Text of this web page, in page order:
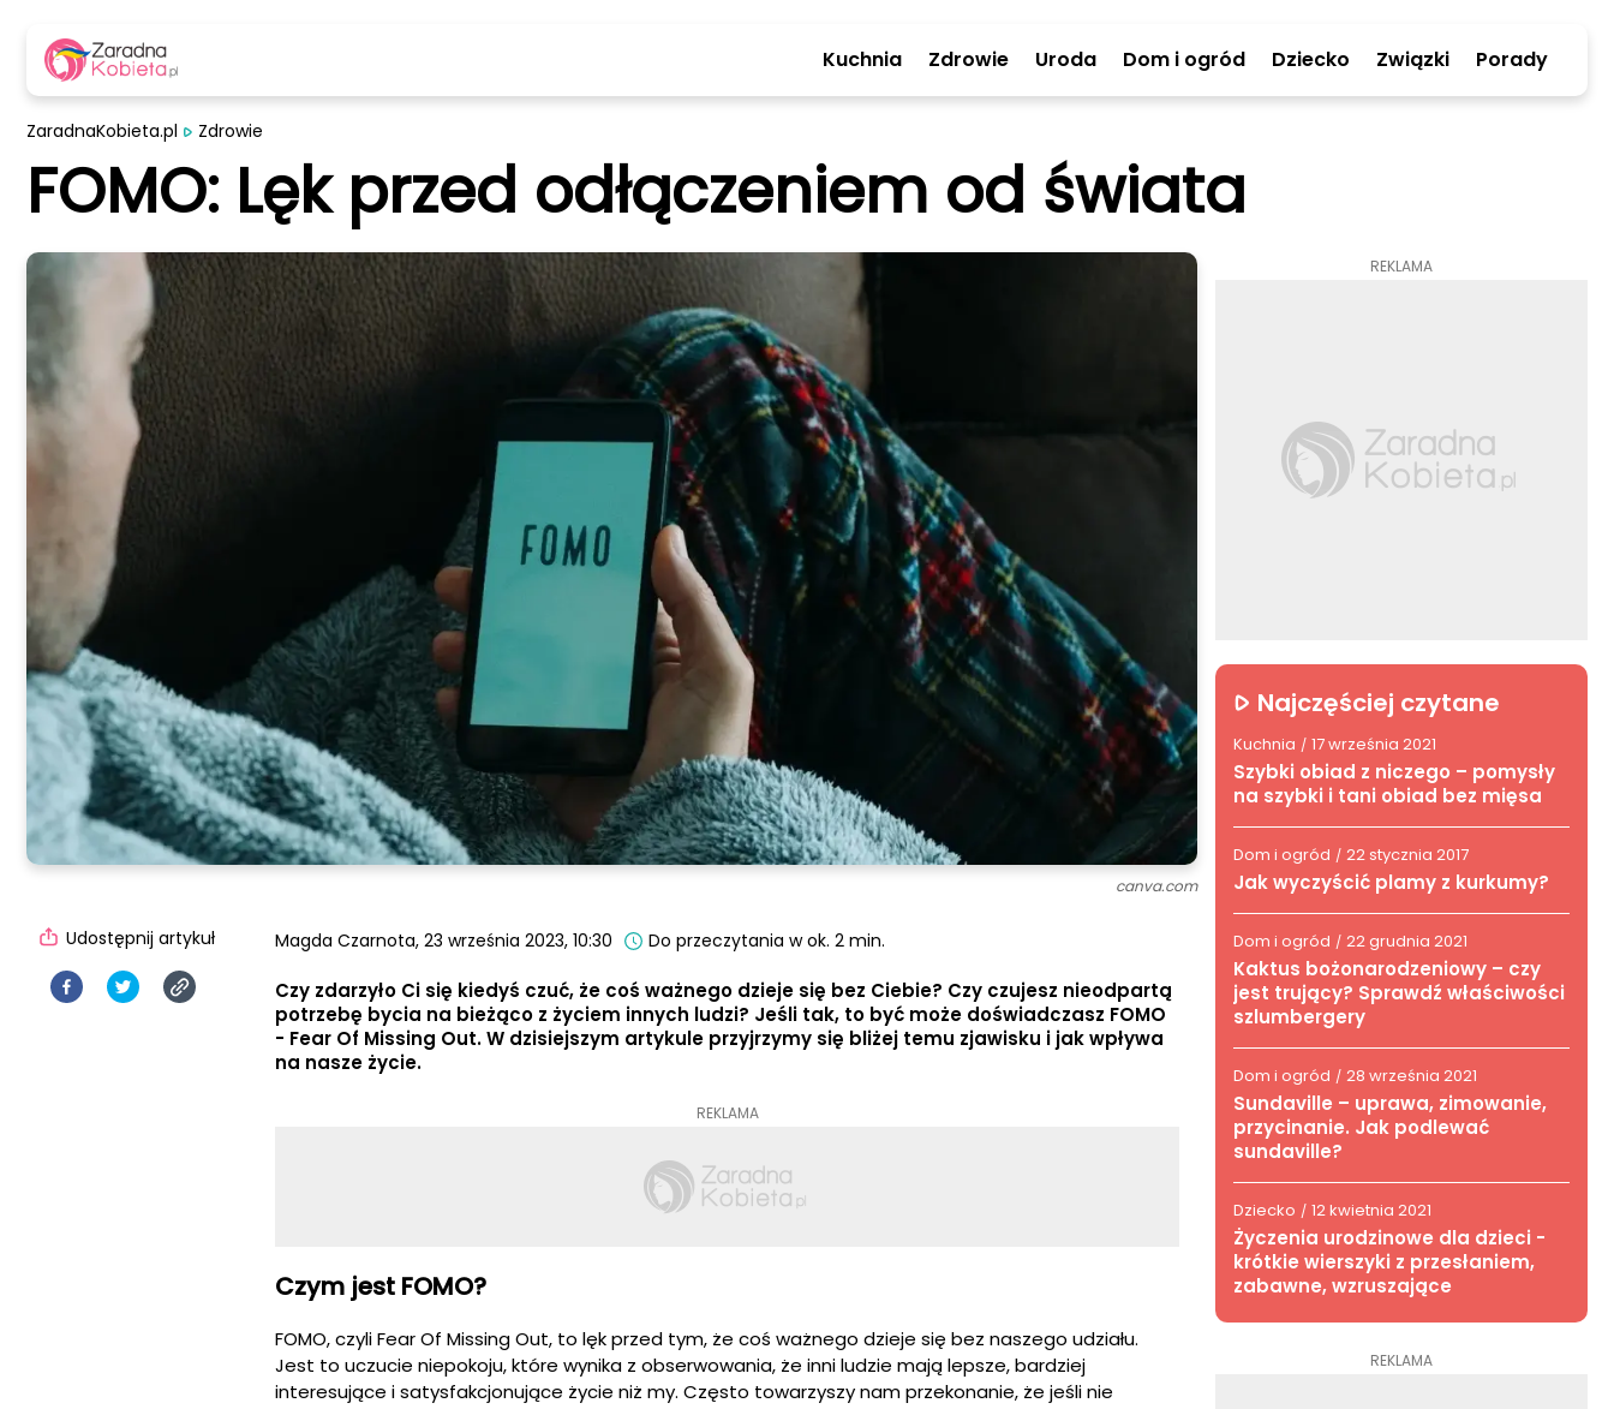
Kuchnia Zdrowie Uroda Dom i ogród Dziecko Związki Porady
canva.com
ZaradnaKobieta.pl Zdrowie
FOMO: Lęk przed odłączeniem od świata
Magda Czarnota, 23 września 2023, 10:30 Do przeczytania w ok. 2 min.
Czy zdarzyło Ci się kiedyś czuć, że coś ważnego dzieje się bez Ciebie? Czy czujesz nieodpartą
potrzebę bycia na bieżąco z życiem innych ludzi? Jeśli tak, to być może doświadczasz FOMO
- Fear Of Missing Out. W dzisiejszym artykule przyjrzymy się bliżej temu zjawisku i jak wpływa
na nasze życie.
REKLAMA
Czym jest FOMO?
FOMO, czyli Fear Of Missing Out, to lęk przed tym, że coś ważnego dzieje się bez naszego udziału.
Jest to uczucie niepokoju, które wynika z obserwowania, że inni ludzie mają lepsze, bardziej
interesujące i satysfakcjonujące życie niż my. Często towarzyszy nam przekonanie, że jeśli nie
Udostępnij artykuł
REKLAMA
Najczęściej czytane
Kuchnia / 17 września 2021
Szybki obiad z niczego – pomysły
na szybki i tani obiad bez mięsa
Dom i ogród / 22 stycznia 2017
Jak wyczyścić plamy z kurkumy?
Dom i ogród / 22 grudnia 2021
Kaktus bożonarodzeniowy – czy
jest trujący? Sprawdź właściwości
szlumbergery
Dom i ogród / 28 września 2021
Sundaville – uprawa, zimowanie,
przycinanie. Jak podlewać
sundaville?
Dziecko / 12 kwietnia 2021
Życzenia urodzinowe dla dzieci -
krótkie wierszyki z przesłaniem,
zabawne, wzruszające
REKLAMA